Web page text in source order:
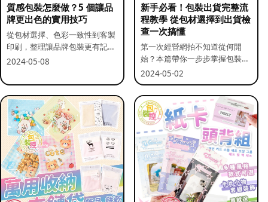
質感包裝怎麼做？5 個讓品
牌更出色的實用技巧
從包材選擇、色彩一致性到客製
印刷，整理讓品牌包裝更有記憶
點的實用做法。
2024-05-08
新手必看！包裝出貨完整流
程教學 從包材選擇到出貨檢
查一次搞懂
第一次經營網拍不知道從何開
始？本篇帶你一步步掌握包裝流
程與出貨前檢查重點。
2024-05-02